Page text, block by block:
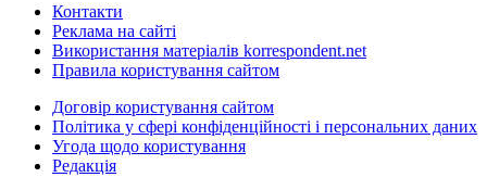
Контакти
Реклама на сайті
Використання матеріалів korrespondent.net
Правила користування сайтом
Договір користування сайтом
Політика у сфері конфіденційності і персональних даних
Угода щодо користування
Редакція